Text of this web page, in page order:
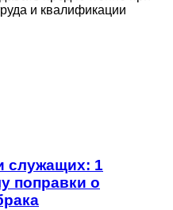
и квалификации
служащих: 1
поправки о